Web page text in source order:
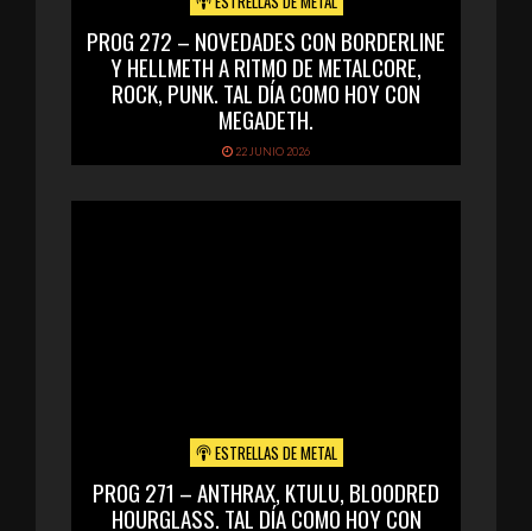
PROG 272 – NOVEDADES CON BORDERLINE
Y HELLMETH A RITMO DE METALCORE,
ROCK, PUNK. TAL DÍA COMO HOY CON
MEGADETH.
22 JUNIO 2026
ESTRELLAS DE METAL
PROG 271 – ANTHRAX, KTULU, BLOODRED
HOURGLASS. TAL DÍA COMO HOY CON